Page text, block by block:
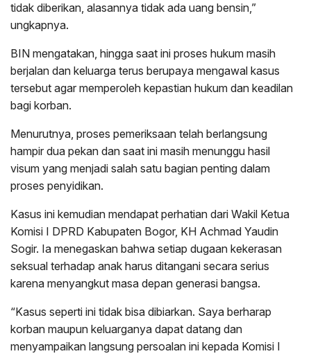
tidak diberikan, alasannya tidak ada uang bensin,”
ungkapnya.
BIN mengatakan, hingga saat ini proses hukum masih
berjalan dan keluarga terus berupaya mengawal kasus
tersebut agar memperoleh kepastian hukum dan keadilan
bagi korban.
Menurutnya, proses pemeriksaan telah berlangsung
hampir dua pekan dan saat ini masih menunggu hasil
visum yang menjadi salah satu bagian penting dalam
proses penyidikan.
Kasus ini kemudian mendapat perhatian dari Wakil Ketua
Komisi I DPRD Kabupaten Bogor, KH Achmad Yaudin
Sogir. Ia menegaskan bahwa setiap dugaan kekerasan
seksual terhadap anak harus ditangani secara serius
karena menyangkut masa depan generasi bangsa.
“Kasus seperti ini tidak bisa dibiarkan. Saya berharap
korban maupun keluarganya dapat datang dan
menyampaikan langsung persoalan ini kepada Komisi I